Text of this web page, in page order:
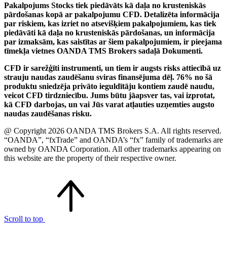
Pakalpojums Stocks tiek piedāvāts kā daļa no krusteniskās
pārdošanas kopā ar pakalpojumu CFD. Detalizēta informācija
par riskiem, kas izriet no atsevišķiem pakalpojumiem, kas tiek
piedāvāti kā daļa no krusteniskās pārdošanas, un informācija
par izmaksām, kas saistītas ar šiem pakalpojumiem, ir pieejama
tīmekļa vietnes OANDA TMS Brokers sadaļā Dokumenti.
CFD ir sarežģīti instrumenti, un tiem ir augsts risks attiecībā uz
strauju naudas zaudēšanu sviras finansējuma dēļ. 76% no šā
produktu sniedzēja privāto ieguldītāju kontiem zaudē naudu,
veicot CFD tirdzniecību. Jums būtu jāapsver tas, vai izprotat,
kā CFD darbojas, un vai Jūs varat atļauties uzņemties augsto
naudas zaudēšanas risku.
@ Copyright 2026 OANDA TMS Brokers S.A. All rights reserved.
“OANDA”, “fxTrade” and OANDA’s “fx” family of trademarks are
owned by OANDA Corporation. All other trademarks appearing on
this website are the property of their respective owner.
Scroll to top